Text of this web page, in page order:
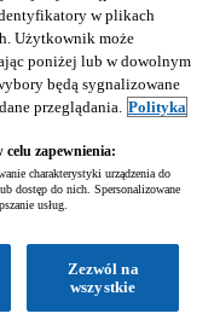
Zobacz ogłoszenia
Usługi ubezpieczeniowe
w plikach
Użytkownik może
poniżej lub w dowolnym
będą sygnalizowane
przeglądania. Polityka
zapewnienia:
charakterystyki urządzenia do
dostęp do nich. Spersonalizowane
usług.
Zezwól na
wszystkie